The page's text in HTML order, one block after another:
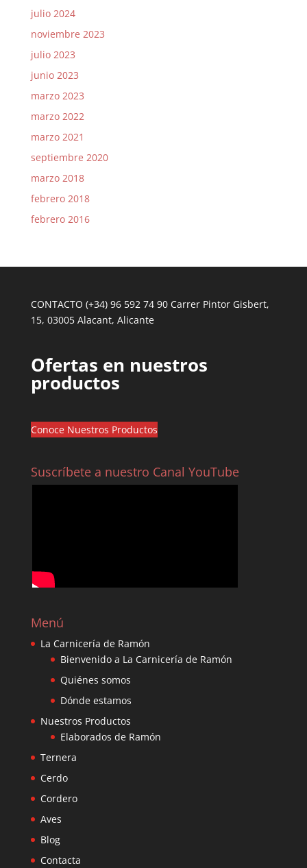
julio 2024
noviembre 2023
julio 2023
junio 2023
marzo 2023
marzo 2022
marzo 2021
septiembre 2020
marzo 2018
febrero 2018
febrero 2016
CONTACTO (+34) 96 592 74 90 Carrer Pintor Gisbert,
15, 03005 Alacant, Alicante
Ofertas en nuestros
productos
Conoce Nuestros Productos
Suscríbete a nuestro Canal YouTube
Menú
La Carnicería de Ramón
Bienvenido a La Carnicería de Ramón
Quiénes somos
Dónde estamos
Nuestros Productos
Elaborados de Ramón
Ternera
Cerdo
Cordero
Aves
Blog
Contacta